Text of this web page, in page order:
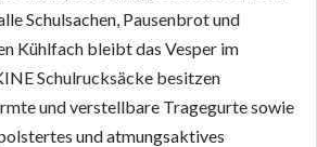
Schulsachen, Pausenbrot und
Kühlfach bleibt das Vesper im
Schulrucksäcke besitzen
und verstellbare Tragegurte sowie
und atmungsaktives